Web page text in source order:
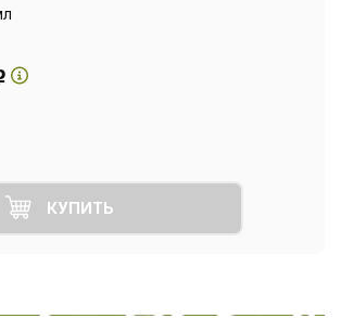
КУПИТЬ